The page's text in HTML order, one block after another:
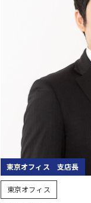
東京オフィス 支店長
東京オフィス